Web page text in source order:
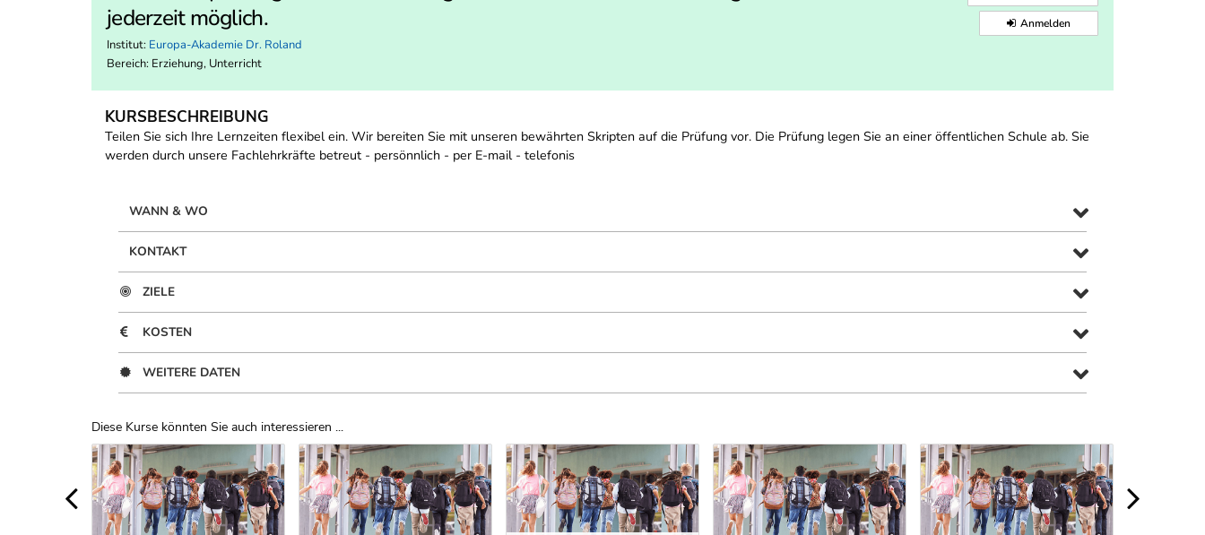
jederzeit möglich.
Institut: Europa-Akademie Dr. Roland
Bereich: Erziehung, Unterricht
Anmelden
KURSBESCHREIBUNG
Teilen Sie sich Ihre Lernzeiten flexibel ein. Wir bereiten Sie mit unseren bewährten Skripten auf die Prüfung vor. Die Prüfung legen Sie an einer öffentlichen Schule ab. Sie
werden durch unsere Fachlehrkräfte betreut - persönnlich - per E-mail - telefonis
WANN & WO
KONTAKT
ZIELE
KOSTEN
WEITERE DATEN
Diese Kurse könnten Sie auch interessieren ...
Uber Weiterbildungsvorschläge